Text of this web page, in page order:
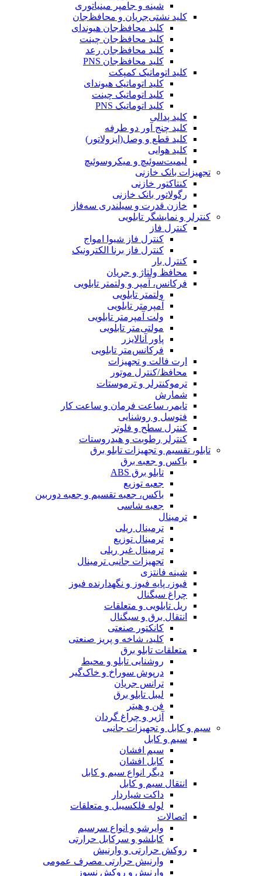
شینه و جامپر مینیاتوری
کلید نشتی‌جریان و محافظ‌جان
کلید محافظ‌جان هیوندای
کلید محافظ‌جان چینت
کلید محافظ‌جان رعد
کلید محافظ‌جان PNS
کلید اتوماتیک کمپکت
کلید اتوماتیک هیوندای
کلید اتوماتیک چینت
کلید اتوماتیک PNS
کلید پدالی
کلید چنج آور دو طرفه
کلید قطع و وصل(ایزولاتور)
کلید هوایی
لیمیت‌سوئیچ و میکروسوئیچ
تجهیزات بانک خازنی
کنتاکتور خازنی
رگولاتور بانک خازنی
خازن قدرت و سیلندری سه‌فاز
کنترلر و نمایشگر تابلویی
کنترل فاز
کنترل فاز شیوا امواج
کنترل فاز برنا الکترونیک
کنترل بار
محافظ ولتاژ و جریان
فرکانس، آمپر و ولتمتر تابلویی
ولتمتر تابلویی
آمپرمتر تابلویی
ولت آمپرمتر تابلویی
مولتی‌متر تابلویی
پاور آنالایزر
فرکانس‌متر تابلویی
ارت فالت و تجهیزات
محافظ/کنترل موتور
ترموکنترلر و ترموستات
شمارش
تایمر، ساعت فرمان و ساعت کار
فتوسل و روشنایی
کنترل سطح و فلوتر
کنترلر رطوبت و هیدروستات
تابلو، تقسیم و تجهیزات تابلو برق
باکس و جعبه برق
تابلو برق ABS
جعبه توزیع
باکس، جعبه تقسیم و جعبه دوربین
جعبه شاسی
ترمینال
ترمینال ریلی
ترمینال توزیع
ترمینال غیر ریلی
تجهیزات جانبی ترمینال
شینه فانتزی
فیوز، پایه فیوز و نگهدارنده فیوز
چراغ سیگنال
ریل تابلویی و متعلقات
انتقال برق و سیگنال
کانکتور صنعتی
کلید، شاخه و پریز صنعتی
متعلقات تابلو برق
روشنایی تابلو و محیط
درپوش سوراخ و خاک‌گیر
ترانس جریان
لیبل تابلو برق
فن و هیتر
آژیر و چراغ گردان
سیم و کابل و تجهیزات جانبی
سیم و کابل
سیم افشان
کابل افشان
دیگر انواع سیم و کابل
انتقال سیم و کابل
داکت شیاردار
لوله فلکسیبل و متعلقات
اتصالات
وایرشو و انواع سرسیم
کابلشو و سرکابل حرارتی
روکش حرارتی و وارنیش
وارنیش حرارتی مصرف عمومی
وارنیش و روکش نسوز